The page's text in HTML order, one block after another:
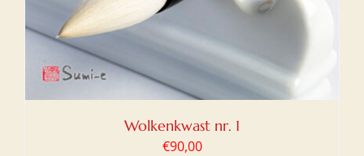
Wolkenkwast nr. 1
€90,00